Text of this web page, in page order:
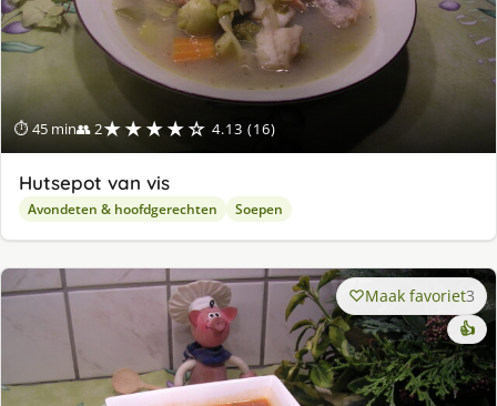
⏱ 45 min👥 2★★★★☆ 4.13 (16)
Hutsepot van vis
Avondeten & hoofdgerechten Soepen
Maak favoriet3
👍